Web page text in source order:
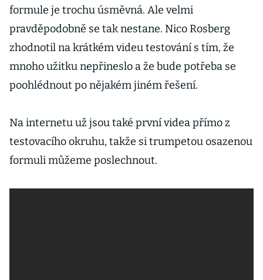
formule je trochu úsměvná. Ale velmi
pravděpodobně se tak nestane. Nico Rosberg
zhodnotil na krátkém videu testování s tím, že
mnoho užitku nepřineslo a že bude potřeba se
poohlédnout po nějakém jiném řešení.
Na internetu už jsou také první videa přímo z
testovacího okruhu, takže si trumpetou osazenou
formuli můžeme poslechnout.